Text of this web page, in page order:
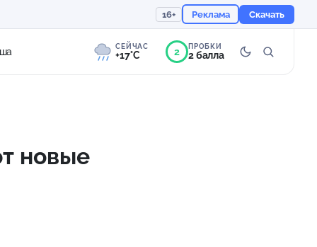
16+ Реклама Скачать
СЕЙЧАС
+17°C 2 ПРОБКИ
2 балла
новые